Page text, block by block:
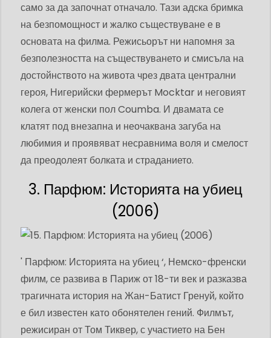
само за да започнат отначало. Тази адска бримка
на безпомощност и жалко съществуване е в
основата на филма. Режисьорът ни напомня за
безполезността на съществуването и смисъла на
достойнството на живота чрез двата централни
героя, Нигерийски фермерът Mocktar и неговият
колега от женски пол Coumba. И двамата се
клатят под внезапна и неочаквана загуба на
любимия и проявяват несравнима воля и смелост
да преодолеят болката и страданието.
3. Парфюм: Историята на убиец
(2006)
' Парфюм: Историята на убиец ‘, Немско-френски
филм, се развива в Париж от 18-ти век и разказва
трагичната история на Жан-Батист Гренуй, който
е бил известен като обонятелен гений. Филмът,
режисиран от Том Тиквер, с участието на Бен